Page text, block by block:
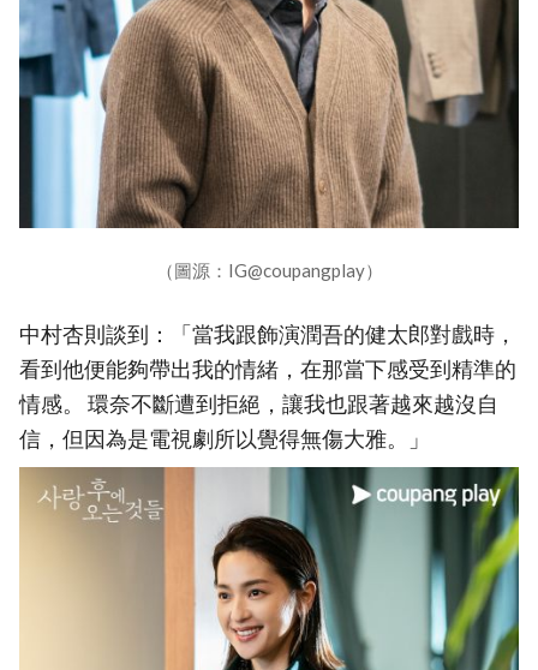
（圖源：IG@coupangplay）
中村杏則談到：「當我跟飾演潤吾的健太郎對戲時，
看到他便能夠帶出我的情緒，在那當下感受到精準的
情感。 環奈不斷遭到拒絕，讓我也跟著越來越沒自
信，但因為是電視劇所以覺得無傷大雅。」